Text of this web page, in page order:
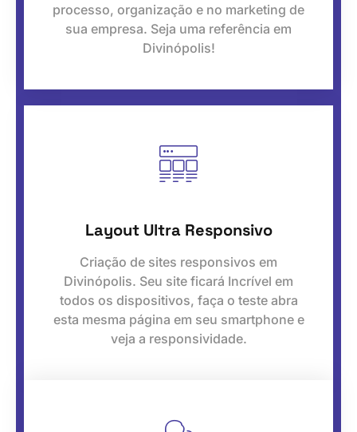
processo, organização e no marketing de
sua empresa. Seja uma referência em
Divinópolis!
Layout Ultra Responsivo
Criação de sites responsivos em
Divinópolis. Seu site ficará Incrível em
todos os dispositivos, faça o teste abra
esta mesma página em seu smartphone e
veja a responsividade.